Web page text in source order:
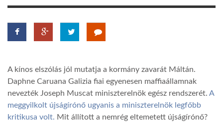
TROPICALMAGAZIN
AFRIKA TUDÁSTÁR
A kínos elszólás jól mutatja a kormány zavarát Máltán.
Daphne Caruana Galizia fiai egyenesen maffiaállamnak
nevezték Joseph Muscat miniszterelnök egész rendszerét. A
meggyilkolt újságírónő ugyanis a miniszterelnök legfőbb
kritikusa volt. Mit állított a nemrég eltemetett újságírónő?